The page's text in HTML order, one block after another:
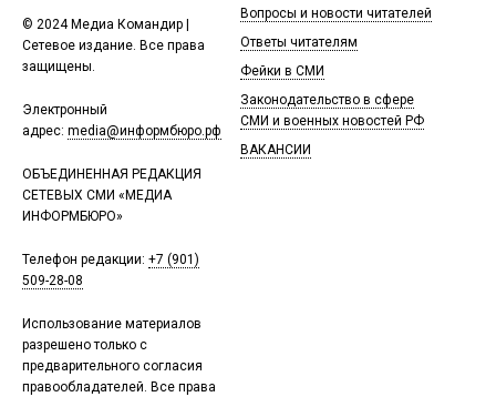
© 2024 Медиа Командир |
Сетевое издание. Все права
защищены.
Электронный
адрес: media@информбюро.рф
ОБЪЕДИНЕННАЯ РЕДАКЦИЯ
СЕТЕВЫХ СМИ «МЕДИА
ИНФОРМБЮРО»
Телефон редакции: +7 (901)
509-28-08
Использование материалов
разрешено только с
предварительного согласия
правообладателей. Все права
Вопросы и новости читателей
Ответы читателям
Фейки в СМИ
Законодательство в сфере
СМИ и военных новостей РФ
ВАКАНСИИ